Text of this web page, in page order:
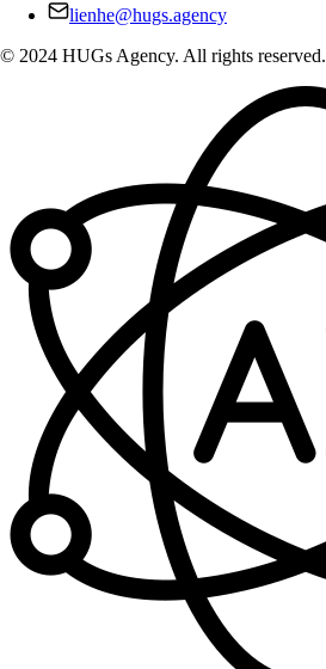
lienhe@hugs.agency
© 2024 HUGs Agency. All rights reserved.